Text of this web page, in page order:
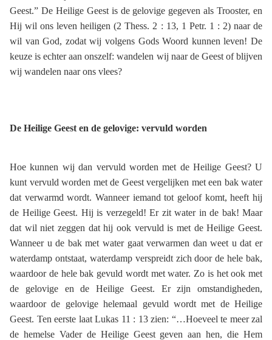
Geest.” De Heilige Geest is de gelovige gegeven als Trooster, en
Hij wil ons leven heiligen (2 Thess. 2 : 13, 1 Petr. 1 : 2) naar de
wil van God, zodat wij volgens Gods Woord kunnen leven! De
keuze is echter aan onszelf: wandelen wij naar de Geest of blijven
wij wandelen naar ons vlees?
De Heilige Geest en de gelovige: vervuld worden
Hoe kunnen wij dan vervuld worden met de Heilige Geest? U
kunt vervuld worden met de Geest vergelijken met een bak water
dat verwarmd wordt. Wanneer iemand tot geloof komt, heeft hij
de Heilige Geest. Hij is verzegeld! Er zit water in de bak! Maar
dat wil niet zeggen dat hij ook vervuld is met de Heilige Geest.
Wanneer u de bak met water gaat verwarmen dan weet u dat er
waterdamp ontstaat, waterdamp verspreidt zich door de hele bak,
waardoor de hele bak gevuld wordt met water. Zo is het ook met
de gelovige en de Heilige Geest. Er zijn omstandigheden,
waardoor de gelovige helemaal gevuld wordt met de Heilige
Geest. Ten eerste laat Lukas 11 : 13 zien: “…Hoeveel te meer zal
de hemelse Vader de Heilige Geest geven aan hen, die Hem